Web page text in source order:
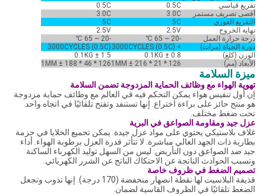
تفريغ قياسي
0.5C
0.5C
أقصى تصريف مستمر
3.0C
3.0C
التفريغ الفوري
5C
5C
نهاية الخروج
2.5V
2.5V
درجة حرارة العمل
-20 ~ 65 ℃
-20 ~ 65 ℃
دورة الحياة (مرات)
> 3000CYCLES (0.5C)
3000CYCLES (0.5C)
الوزن (كلغ)
0.8 ± 0.1KG
1.5 ± 0.1KG
الأبعاد (مم)
126 * 21 * 216 ± 1MM
126 * 46 * 188 ± 1MM
ميزة السلامة
تهوية الهواء مع وظائف الحماية المزدوجة تضمن السلامة
إن أول تنفيس هواء يمكن التحكم فيه في العالم مع وظائف حماية مزدوجة
هو منتج حائز على براءة اختراع. إنها تستنفد وتفتح تلقائيًا في اتجاه واحد
تحت ضغط مختلف.
عزل جيد ومقاومة الصواعق في البرية
غلاف بلاستيكي يحتوي على مواد عزل جيدة. يمكن تجميع الخلايا في حزمة
بطارية ذات الجهد العالي مباشرة. لا تتأثر قدرة العزل برطوبة الهواء. أداء
جيد ضد الصواعق دون التأريض. ليس من السهل توليد الكهرباء الساكنة
وتسبب الحوادث الناتجة عن الاحتكاك الناتج عن الشرر الكهربائي.
تصميم الضغط في ظروف خاصة
قذيفة البلاسيت لها نقطة انصهار منخفضة (170 درجة). إنها تذوب وتجعل
الضغط تلقائيًا في الظروف القاسية لضمان.